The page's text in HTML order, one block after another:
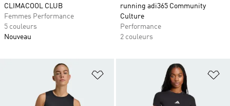
CLIMACOOL CLUB
Femmes Performance
5 couleurs
Nouveau
running adi365 Community
Culture
Performance
2 couleurs
Ajouter à la Liste de produits